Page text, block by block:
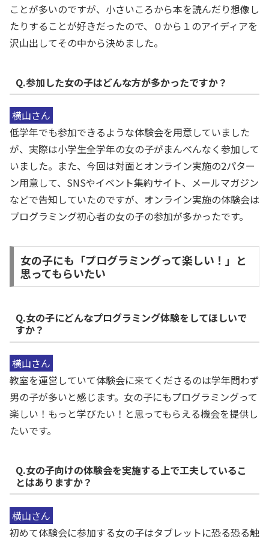
ことが多いのですが、小さいころから本を読んだり想像し
たりすることが好きだったので、０から１のアイディアを
沢山出してその中から決めました。
Q.参加した女の子はどんな方が多かったですか？
横山さん
低学年でも参加できるような体験会を用意していました
が、実際は小学生全学年の女の子がまんべんなく参加して
いました。また、今回は対面とオンライン実施の2パター
ン用意して、SNSやイベント集約サイト、メールマガジン
などで告知していたのですが、オンライン実施の体験会は
プログラミング初心者の女の子の参加が多かったです。
女の子にも「プログラミングって楽しい！」と
思ってもらいたい
Q.女の子にどんなプログラミング体験をしてほしいで
すか？
横山さん
教室を運営していて体験会に来てくださるのは学年問わず
男の子が多いと感じます。女の子にもプログラミングって
楽しい！もっと学びたい！と思ってもらえる機会を提供し
たいです。
Q.女の子向けの体験会を実施する上で工夫しているこ
とはありますか？
横山さん
初めて体験会に参加する女の子はタブレットに恐る恐る触